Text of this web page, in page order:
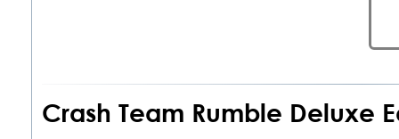
Crash Team Rumble Deluxe